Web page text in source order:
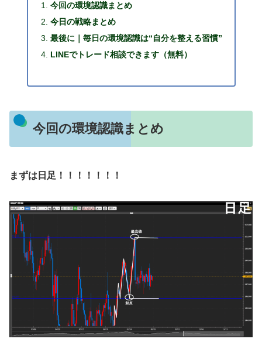
今回の環境認識まとめ
今日の戦略まとめ
最後に｜毎日の環境認識は“自分を整える習慣”
LINEでトレード相談できます（無料）
今回の環境認識まとめ
まずは日足！！！！！！！